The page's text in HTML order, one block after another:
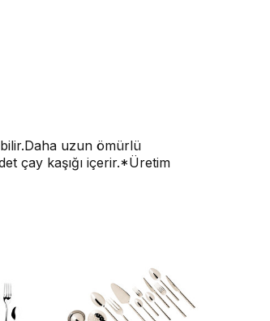
uzun ömürlü
çay kaşığı içerir.*Üretim